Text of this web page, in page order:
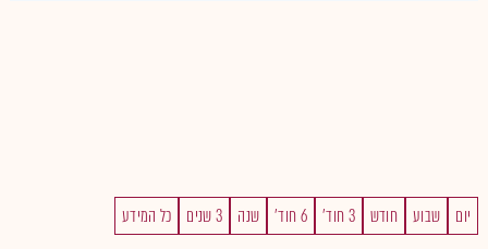
יום שבוע חודש 3 חוד' 6 חוד' שנה 3 שנים כל המידע